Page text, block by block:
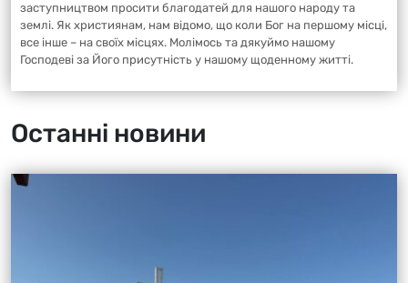
заступництвом просити благодатей для нашого народу та
землі. Як християнам, нам відомо, що коли Бог на першому місці,
все інше – на своїх місцях. Молімось та дякуймо нашому
Господеві за Його присутність у нашому щоденному житті.
Останні новини